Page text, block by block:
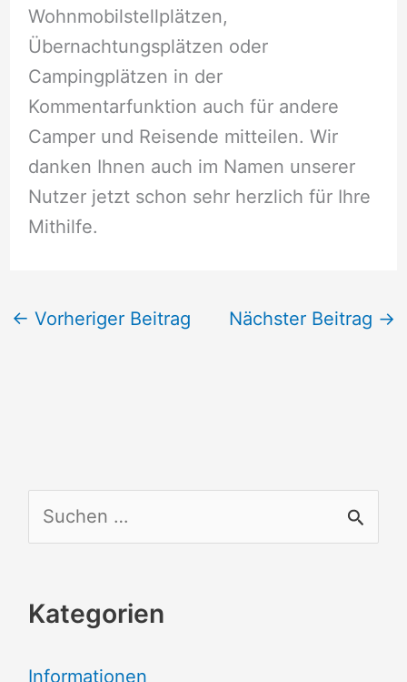
Wohnmobilstellplätzen,
Übernachtungsplätzen oder
Campingplätzen in der
Kommentarfunktion auch für andere
Camper und Reisende mitteilen. Wir
danken Ihnen auch im Namen unserer
Nutzer jetzt schon sehr herzlich für Ihre
Mithilfe.
← Vorheriger Beitrag Nächster Beitrag →
u
h
Kategorien
Informationen